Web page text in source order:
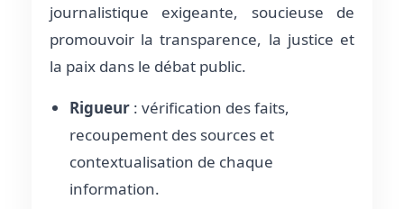
journalistique exigeante, soucieuse de
promouvoir la transparence, la justice et
la paix dans le débat public.
Rigueur : vérification des faits,
recoupement des sources et
contextualisation de chaque
information.